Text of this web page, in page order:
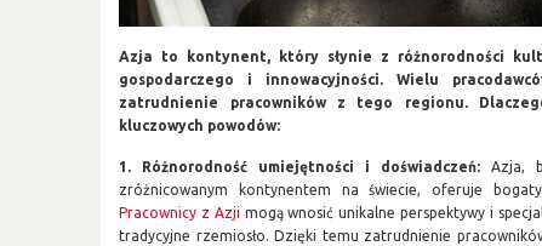
Azja to kontynent, który słynie z różnorodności
gospodarczego i innowacyjności. Wielu
zatrudnienie pracowników z tego regionu.
kluczowych powodów:
1. Różnorodność umiejętności i doświadczeń: Azja,
zróżnicowanym kontynentem na świecie, oferuje
Pracownicy z Azji mogą wnosić unikalne perspektywy i
tradycyjne rzemiosło. Dzięki temu zatrudnienie